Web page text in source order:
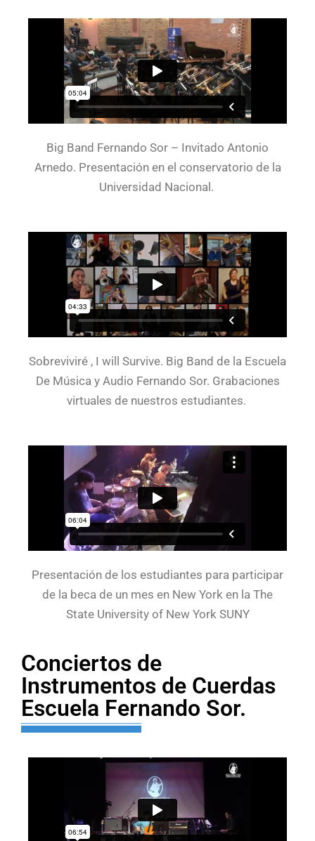
Big Band Fernando Sor – Invitado Antonio
Arnedo. Presentación en el conservatorio de la
Universidad Nacional.
Sobreviviré , I will Survive. Big Band de la Escuela
De Música y Audio Fernando Sor. Grabaciones
virtuales de nuestros estudiantes.
Presentación de los estudiantes para participar
de la beca de un mes en New York en la The
State University of New York SUNY
Conciertos de
Instrumentos de Cuerdas
Escuela Fernando Sor.